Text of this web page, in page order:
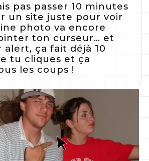
pas passer 10 minutes
un site juste pour voir
photo va encore
ton curseur… et
alert, ça fait déjà 10
tu cliques et ça
les coups !